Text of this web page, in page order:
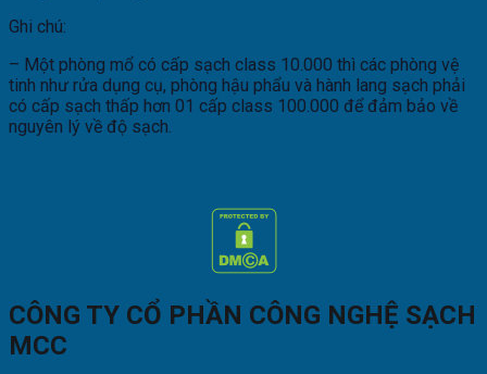
Ghi chú:
– Một phòng mổ có cấp sạch class 10.000 thì các phòng vệ
tinh như rửa dụng cụ, phòng hậu phẩu và hành lang sạch phải
có cấp sạch thấp hơn 01 cấp class 100.000 để đảm bảo về
nguyên lý về độ sạch.
CÔNG TY CỔ PHẦN CÔNG NGHỆ SẠCH
MCC